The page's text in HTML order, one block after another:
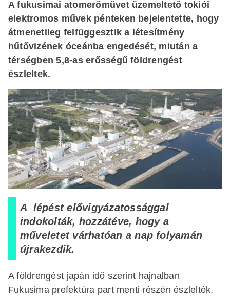
A fukusimai atomerőművet üzemeltető tokiói
elektromos művek pénteken bejelentette, hogy
átmenetileg felfüggesztik a létesítmény
hűtővizének óceánba engedését, miután a
térségben 5,8-as erősségű földrengést
észleltek.
A lépést elővigyázatossággal
indokolták, hozzátéve, hogy a
műveletet várhatóan a nap folyamán
újrakezdik.
A földrengést japán idő szerint hajnalban
Fukusima prefektúra part menti részén észlelték,